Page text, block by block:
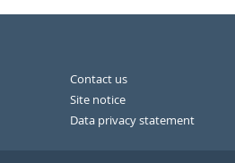
Contact us
Site notice
Data privacy statement